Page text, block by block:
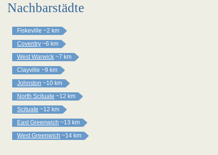
Nachbarstädte
Fiskeville ~2 km
Coventry ~6 km
West Warwick ~7 km
Clayville ~9 km
Johnston ~10 km
North Scituate ~12 km
Scituate ~12 km
East Greenwich ~13 km
West Greenwich ~14 km